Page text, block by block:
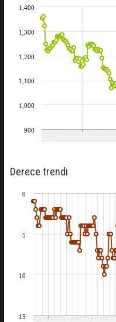
900
1,000
1,100
1,200
1,300
1,400
Derece trendi
0
5
10
15